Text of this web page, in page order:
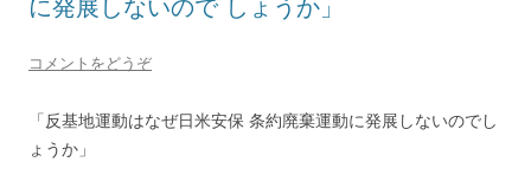
に発展しないので しょうか」
コメントをどうぞ
「反基地運動はなぜ日米安保 条約廃棄運動に発展しないのでし
ょうか」